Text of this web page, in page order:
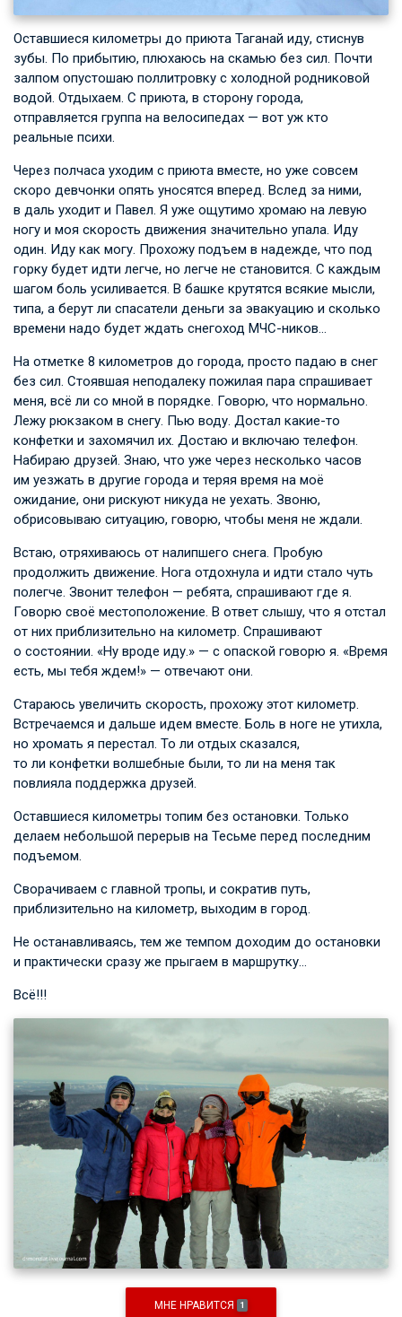
Оставшиеся километры до приюта Таганай иду, стиснув
зубы. По прибытию, плюхаюсь на скамью без сил. Почти
залпом опустошаю поллитровку с холодной родниковой
водой. Отдыхаем. С приюта, в сторону города,
отправляется группа на велосипедах — вот уж кто
реальные психи.
Через полчаса уходим с приюта вместе, но уже совсем
скоро девчонки опять уносятся вперед. Вслед за ними,
в даль уходит и Павел. Я уже ощутимо хромаю на левую
ногу и моя скорость движения значительно упала. Иду
один. Иду как могу. Прохожу подъем в надежде, что под
горку будет идти легче, но легче не становится. С каждым
шагом боль усиливается. В башке крутятся всякие мысли,
типа, а берут ли спасатели деньги за эвакуацию и сколько
времени надо будет ждать снегоход МЧС-ников…
На отметке 8 километров до города, просто падаю в снег
без сил. Стоявшая неподалеку пожилая пара спрашивает
меня, всё ли со мной в порядке. Говорю, что нормально.
Лежу рюкзаком в снегу. Пью воду. Достал какие-то
конфетки и захомячил их. Достаю и включаю телефон.
Набираю друзей. Знаю, что уже через несколько часов
им уезжать в другие города и теряя время на моё
ожидание, они рискуют никуда не уехать. Звоню,
обрисовываю ситуацию, говорю, чтобы меня не ждали.
Встаю, отряхиваюсь от налипшего снега. Пробую
продолжить движение. Нога отдохнула и идти стало чуть
полегче. Звонит телефон — ребята, спрашивают где я.
Говорю своё местоположение. В ответ слышу, что я отстал
от них приблизительно на километр. Спрашивают
о состоянии. «Ну вроде иду.» — с опаской говорю я. «Время
есть, мы тебя ждем!» — отвечают они.
Стараюсь увеличить скорость, прохожу этот километр.
Встречаемся и дальше идем вместе. Боль в ноге не утихла,
но хромать я перестал. То ли отдых сказался,
то ли конфетки волшебные были, то ли на меня так
повлияла поддержка друзей.
Оставшиеся километры топим без остановки. Только
делаем небольшой перерыв на Тесьме перед последним
подъемом.
Сворачиваем с главной тропы, и сократив путь,
приблизительно на километр, выходим в город.
Не останавливаясь, тем же темпом доходим до остановки
и практически сразу же прыгаем в маршрутку…
Всё!!!
МНЕ НРАВИТСЯ 1